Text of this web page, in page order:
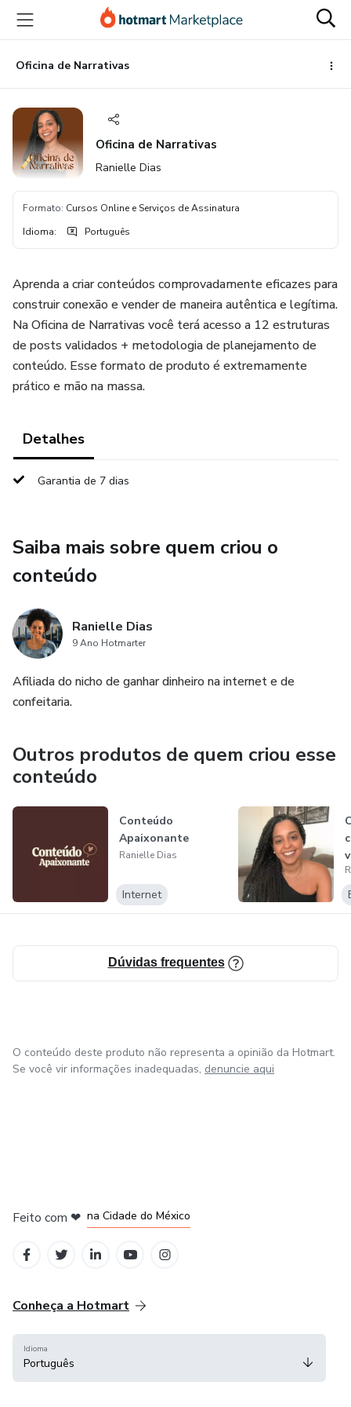
para
conteúdo
principal
para
pagamento
para
rodapé
Oficina de Narrativas
Oficina de Narrativas
Ranielle Dias
Formato: Cursos Online e Serviços de Assinatura
Idioma: Português
Aprenda a criar conteúdos comprovadamente eficazes para
construir conexão e vender de maneira autêntica e legítima.
Na Oficina de Narrativas você terá acesso a 12 estruturas
de posts validados + metodologia de planejamento de
conteúdo. Esse formato de produto é extremamente
prático e mão na massa.
Detalhes
Garantia de 7 dias
Saiba mais sobre quem criou o
conteúdo
Ranielle Dias
9 Ano Hotmarter
Afiliada do nicho de ganhar dinheiro na internet e de
confeitaria.
Outros produtos de quem criou esse
conteúdo
Conteúdo
Apaixonante
Ranielle Dias
Internet
Dúvidas frequentes
O conteúdo deste produto não representa a opinião da Hotmart.
Se você vir informações inadequadas, denuncie aqui
Feito com ❤ na Cidade do México
Conheça a Hotmart
Idioma
Português